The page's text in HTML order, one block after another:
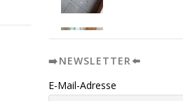
➡️NEWSLETTER⬅️
E-Mail-Adresse